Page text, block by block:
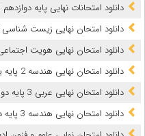
دانلود امتحانات نهایی پایه دوازدهم
دانلود امتحان نهایی زیست شناسی 2 پایه یازدهم تیر 1405 + پاسخ
دانلود امتحان نهایی هویت اجتماعی پایه
دانلود امتحان نهایی هندسه 2 پایه یازدهم تیر 1405 + پاسخ
دانلود امتحان نهایی عربی 3 پایه دوازدهم تیر 1405 + پاسخ
دانلود امتحان نهایی هندسه 3 پایه دوازدهم تیر 1405